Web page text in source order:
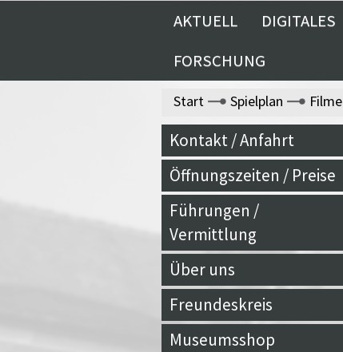
AKTUELL DIGITALES
FORSCHUNG
Start Spielplan Filme
Kontakt / Anfahrt
Öffnungszeiten / Preise
Führungen /
Vermittlung
Über uns
Freundeskreis
Museumsshop